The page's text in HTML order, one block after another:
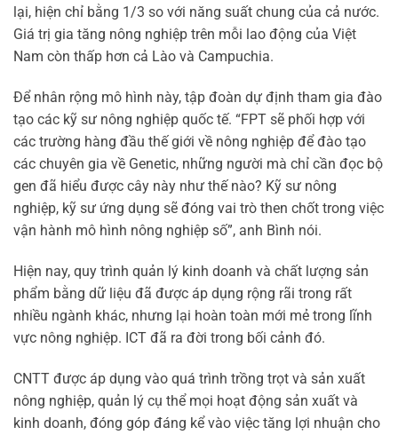
lại, hiện chỉ bằng 1/3 so với năng suất chung của cả nước.
Giá trị gia tăng nông nghiệp trên mỗi lao động của Việt
Nam còn thấp hơn cả Lào và Campuchia.
Để nhân rộng mô hình này, tập đoàn dự định tham gia đào
tạo các kỹ sư nông nghiệp quốc tế. “FPT sẽ phối hợp với
các trường hàng đầu thế giới về nông nghiệp để đào tạo
các chuyên gia về Genetic, những người mà chỉ cần đọc bộ
gen đã hiểu được cây này như thế nào? Kỹ sư nông
nghiệp, kỹ sư ứng dụng sẽ đóng vai trò then chốt trong việc
vận hành mô hình nông nghiệp số”, anh Bình nói.
Hiện nay, quy trình quản lý kinh doanh và chất lượng sản
phẩm bằng dữ liệu đã được áp dụng rộng rãi trong rất
nhiều ngành khác, nhưng lại hoàn toàn mới mẻ trong lĩnh
vực nông nghiệp. ICT đã ra đời trong bối cảnh đó.
CNTT được áp dụng vào quá trình trồng trọt và sản xuất
nông nghiệp, quản lý cụ thể mọi hoạt động sản xuất và
kinh doanh, đóng góp đáng kể vào việc tăng lợi nhuận cho